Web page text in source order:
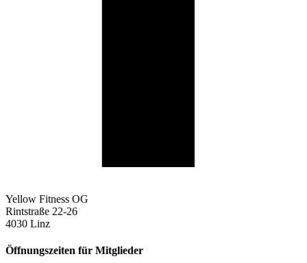
Yellow Fitness OG
Rintstraße 22-26
4030 Linz
Öffnungszeiten für Mitglieder